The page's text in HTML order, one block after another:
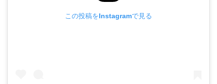
この投稿をInstagramで見る